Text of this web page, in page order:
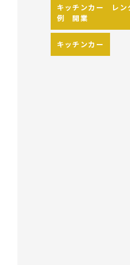
キッチンカー レン
例 開業
キッチンカー